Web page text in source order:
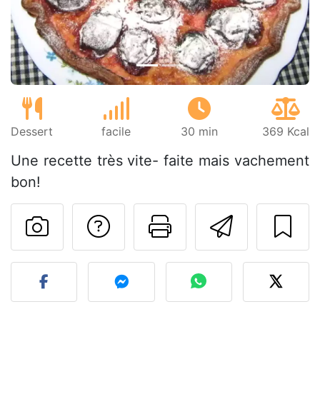
Dessert facile 30 min 369 Kcal
Une recette très vite- faite mais vachement
bon!
Imprimer
Poser une
Publier votre photo de